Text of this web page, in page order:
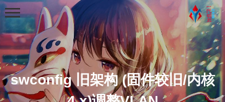
swconfig 旧架构 (固件较旧/内核